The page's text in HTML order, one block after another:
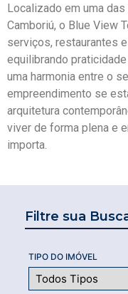
Filtre sua
TIPO DO IMÓVEL
Localizado em uma
Camboriú, o Blue View
serviços, restaurantes
equilibrando
uma harmonia entre o
empreendimento se
arquitetura
viver de forma plena e
importa.